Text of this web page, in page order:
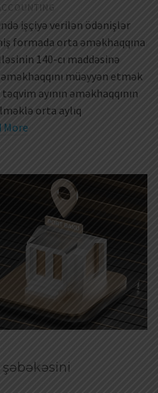
işçiyə verilən ödənişlər
formada orta əməkhaqqına
140-cı maddəsinə
müəyyən etmək
ayının əməkhaqqının
orta aylıq
More